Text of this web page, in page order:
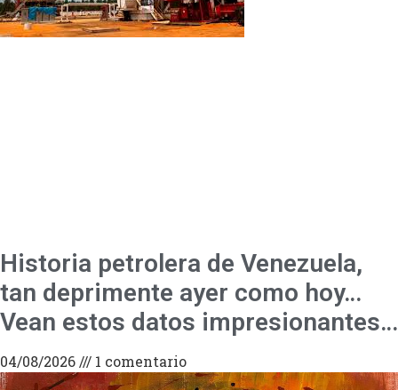
Historia petrolera de Venezuela,
tan deprimente ayer como hoy…
Vean estos datos impresionantes…
04/08/2026 1 comentario